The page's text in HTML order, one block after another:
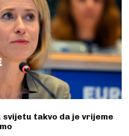
svijetu takvo da je vrijeme